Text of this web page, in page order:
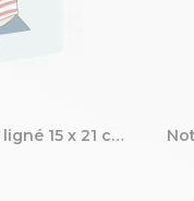
Notebook Gomargu ligné 15 x 21 cm